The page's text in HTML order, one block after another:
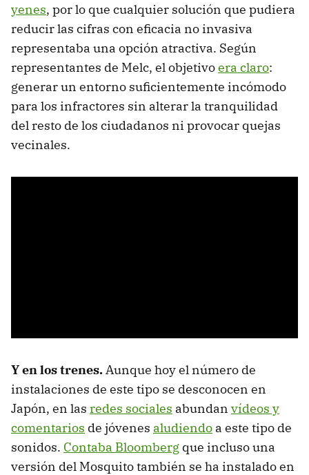
yenes, por lo que cualquier solución que pudiera
reducir las cifras con eficacia no invasiva
representaba una opción atractiva. Según
representantes de Melc, el objetivoera claro:
generar un entorno suficientemente incómodo
para los infractores sin alterar la tranquilidad
del resto de los ciudadanos ni provocar quejas
vecinales.
Y en los trenes. Aunque hoy el número de
instalaciones de este tipo se desconocen en
Japón, en las redes sociales abundan vídeos y
comentarios de jóvenes aludiendo a este tipo de
sonidos. Contaba Bloomberg que incluso una
versión del Mosquito también se ha instalado en